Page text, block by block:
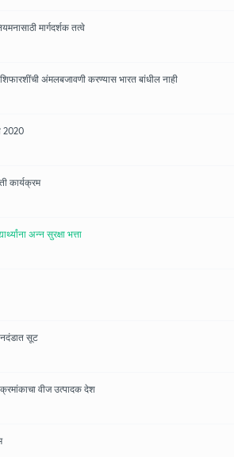
मार्गदर्शक तत्वे
अंमलबजावणी करण्यास भारत बांधील नाही
2020
कार्यक्रम
अन्न सुरक्षा भत्ता
सूट
वीज उत्पादक देश